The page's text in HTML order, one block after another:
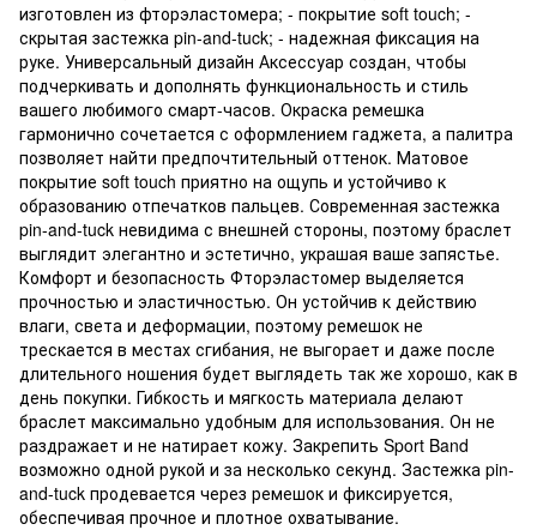
изготовлен из фторэластомера; - покрытие soft touch; -
скрытая застежка pin-and-tuck; - надежная фиксация на
руке. Универсальный дизайн Аксессуар создан, чтобы
подчеркивать и дополнять функциональность и стиль
вашего любимого смарт-часов. Окраска ремешка
гармонично сочетается с оформлением гаджета, а палитра
позволяет найти предпочтительный оттенок. Матовое
покрытие soft touch приятно на ощупь и устойчиво к
образованию отпечатков пальцев. Современная застежка
pin-and-tuck невидима с внешней стороны, поэтому браслет
выглядит элегантно и эстетично, украшая ваше запястье.
Комфорт и безопасность Фторэластомер выделяется
прочностью и эластичностью. Он устойчив к действию
влаги, света и деформации, поэтому ремешок не
трескается в местах сгибания, не выгорает и даже после
длительного ношения будет выглядеть так же хорошо, как в
день покупки. Гибкость и мягкость материала делают
браслет максимально удобным для использования. Он не
раздражает и не натирает кожу. Закрепить Sport Band
возможно одной рукой и за несколько секунд. Застежка pin-
and-tuck продевается через ремешок и фиксируется,
обеспечивая прочное и плотное охватывание.